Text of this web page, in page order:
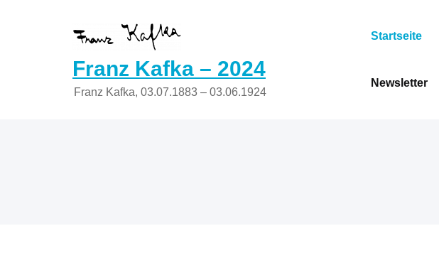
Franz Kafka – 2024
Franz Kafka, 03.07.1883 – 03.06.1924
Startseite
Newsletter